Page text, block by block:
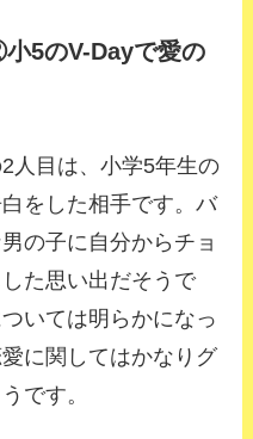
5のV-Dayで愛の
人目は、小学5年生の
をした相手です。バ
の子に自分からチョ
た思い出だそうで
いては明らかになっ
に関してはかなりグ
です。